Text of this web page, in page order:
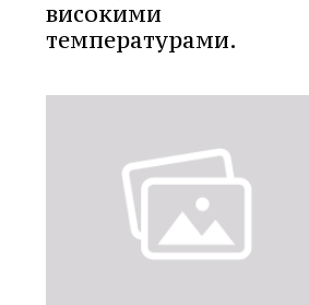
високими
температурами.